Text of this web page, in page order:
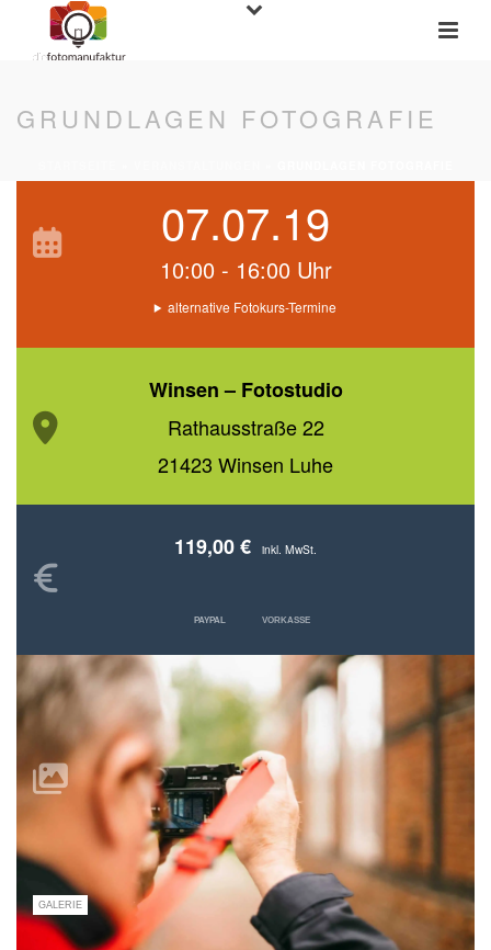
GRUNDLAGEN FOTOGRAFIE
07.07.19
10:00 - 16:00 Uhr
alternative Fotokurs-Termine
Winsen – Fotostudio
Rathausstraße 22
21423 Winsen Luhe
119,00 € inkl. MwSt.
PAYPAL VORKASSE
GALERIE